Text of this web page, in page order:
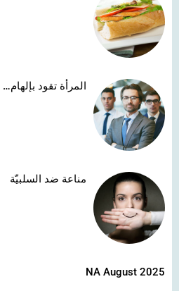
المرأة تقود
مناعة ضد السلبيّة
NA August 2025